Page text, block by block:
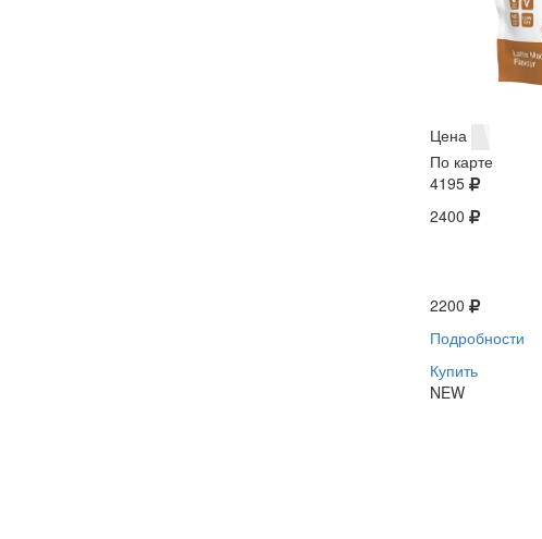
Цена
По карте
4195
2400
2200
Подробности
Купить
NEW